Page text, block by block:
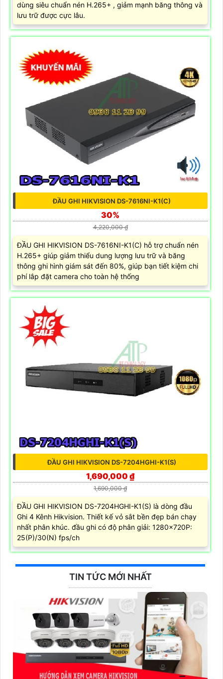
dùng siêu chuẩn nén H.265+ , giảm mạnh băng thông và
lưu trữ được cực lâu.
ĐẦU GHI HIKVISION DS-7616NI-K1(C)
30%
4,220,000 ₫
ĐẦU GHI HIKVISION DS-7616NI-K1(C) hỗ trợ chuẩn nén
H.265+ giúp giảm thiểu dung lượng lưu trữ và băng
thông ghi hình giám sát đến 80%, giúp bạn tiết kiệm chi
phí lắp đặt camera cho toàn hệ thống
ĐẦU GHI HIKVISION DS-7204HGHI-K1(S)
1,690,000 ₫
1,690,000 ₫
ĐẦU GHI HIKVISION DS-7204HGHI-K1(S) là dòng đầu
Ghi 4 Kênh Hikvision. Thiết kế vỏ sắt bền đẹp bán chạy
nhất phân khúc. đầu ghi có độ phân giải: 1280×720P:
25(P)/30(N) fps/ch
TIN TỨC MỚI NHẤT